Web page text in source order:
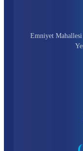
Emniyet